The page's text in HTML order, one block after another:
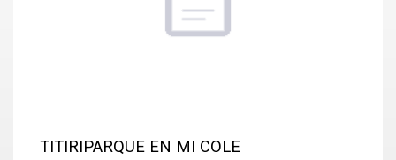
TITIRIPARQUE EN MI COLE